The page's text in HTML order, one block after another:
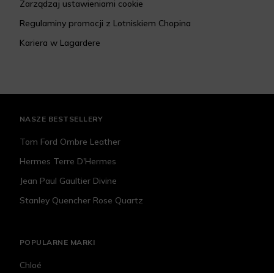
Zarządzaj ustawieniami cookie
Regulaminy promocji z Lotniskiem Chopina
Kariera w Lagardere
NASZE BESTSELLERY
Tom Ford Ombre Leather
Hermes Terre D'Hermes
Jean Paul Gaultier Divine
Stanley Quencher Rose Quartz
POPULARNE MARKI
Chloé